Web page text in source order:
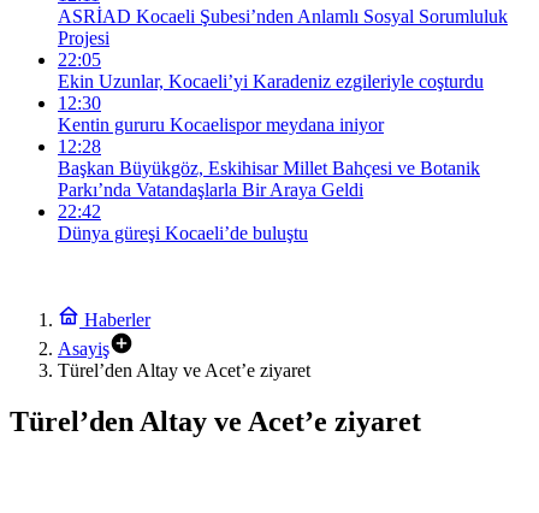
ASRİAD Kocaeli Şubesi’nden Anlamlı Sosyal Sorumluluk
Projesi
22:05
Ekin Uzunlar, Kocaeli’yi Karadeniz ezgileriyle coşturdu
12:30
Kentin gururu Kocaelispor meydana iniyor
12:28
Başkan Büyükgöz, Eskihisar Millet Bahçesi ve Botanik
Parkı’nda Vatandaşlarla Bir Araya Geldi
22:42
Dünya güreşi Kocaeli’de buluştu
Haberler
Asayiş
Türel’den Altay ve Acet’e ziyaret
Türel’den Altay ve Acet’e ziyaret